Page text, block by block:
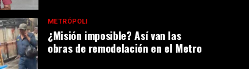
METRÓPOLI
¿Misión imposible? Así van las
obras de remodelación en el Metro